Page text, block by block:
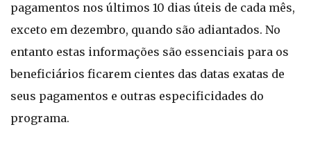
pagamentos nos últimos 10 dias úteis de cada mês,
exceto em dezembro, quando são adiantados. No
entanto estas informações são essenciais para os
beneficiários ficarem cientes das datas exatas de
seus pagamentos e outras especificidades do
programa.